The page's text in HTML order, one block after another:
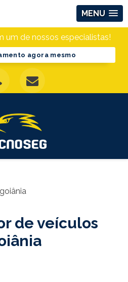
MENU
um de nossos especialistas!
agora mesmo
de veículos